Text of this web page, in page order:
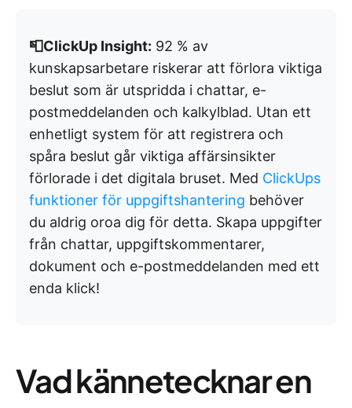
📮ClickUp Insight: 92 % av
kunskapsarbetare riskerar att förlora viktiga
beslut som är utspridda i chattar, e-
postmeddelanden och kalkylblad. Utan ett
enhetligt system för att registrera och
spåra beslut går viktiga affärsinsikter
förlorade i det digitala bruset. Med ClickUps
funktioner för uppgiftshantering behöver
du aldrig oroa dig för detta. Skapa uppgifter
från chattar, uppgiftskommentarer,
dokument och e-postmeddelanden med ett
enda klick!
Vad kännetecknar en